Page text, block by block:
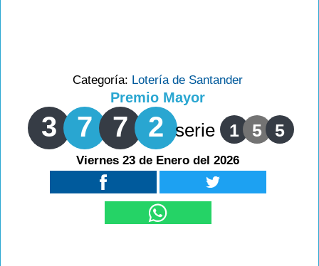
Categoría: Lotería de Santander
Premio Mayor
3 7 7 2 serie 1 5 5
Viernes 23 de Enero del 2026